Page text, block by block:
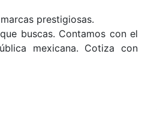
prestigiosas.
buscas. Contamos con el
mexicana. Cotiza con